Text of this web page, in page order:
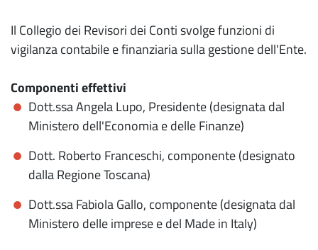
Il Collegio dei Revisori dei Conti svolge funzioni di
vigilanza contabile e finanziaria sulla gestione dell'Ente.
Componenti effettivi
Dott.ssa Angela Lupo, Presidente (designata dal
Ministero dell'Economia e delle Finanze)
Dott. Roberto Franceschi, componente (designato
dalla Regione Toscana)
Dott.ssa Fabiola Gallo, componente (designata dal
Ministero delle imprese e del Made in Italy)